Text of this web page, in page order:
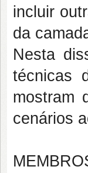
incluir
da
Nesta
técnicas
mostram
cenários